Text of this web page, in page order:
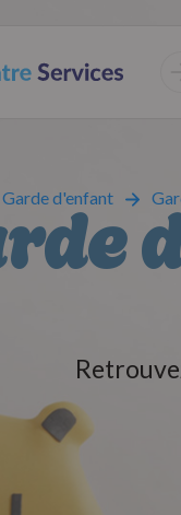
Garde d'enfant